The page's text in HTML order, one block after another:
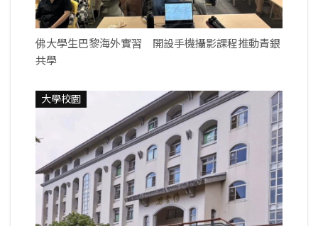
佛大學生巴黎海外實習 開設手機攝影課程推動青銀
共學
大學校園